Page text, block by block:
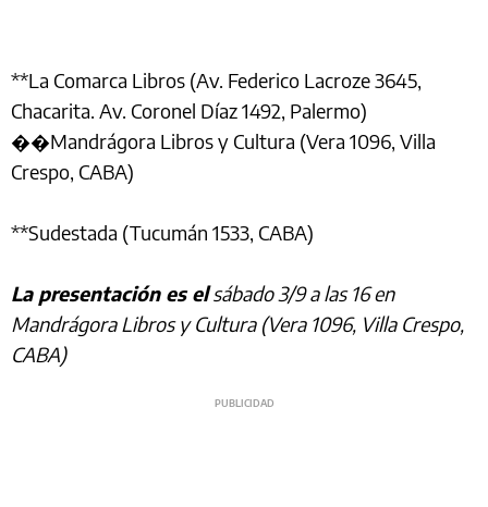
**La Comarca Libros (Av. Federico Lacroze 3645,
Chacarita. Av. Coronel Díaz 1492, Palermo)
��Mandrágora Libros y Cultura (Vera 1096, Villa
Crespo, CABA)
**Sudestada (Tucumán 1533, CABA)
La presentación es elsábado 3/9 a las 16 en
Mandrágora Libros y Cultura (Vera 1096, Villa Crespo,
CABA)